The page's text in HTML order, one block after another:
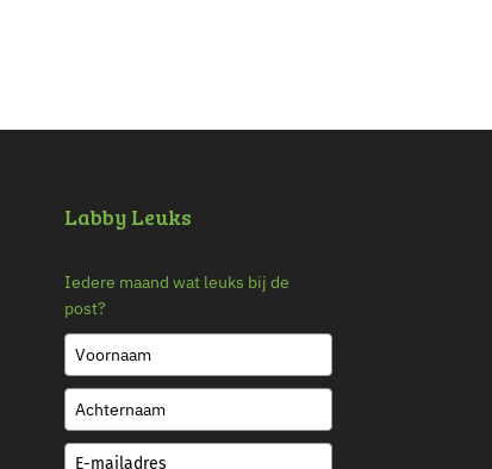
Labby Leuks
Iedere maand wat leuks bij de
post?